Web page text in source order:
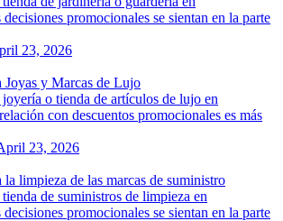
promocionales se sientan en la parte
23, 2026
y Marcas de Lujo
joyería o tienda de artículos de lujo en
con descuentos promocionales es más
23, 2026
limpieza de las marcas de suministro
de suministros de limpieza en
promocionales se sientan en la parte